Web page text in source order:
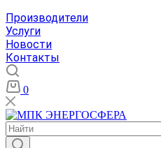
Производители
Услуги
Новости
Контакты
0